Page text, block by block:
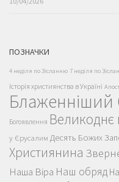
ПОЗНАЧКИ
4 неділя по Зісланню 7 неділя по
Історія християнства в Україні
Блаженніший
Богоявлення Великоднє
у Єрусалим Десять Божих
Християнина
Наша Віра Наш обряд